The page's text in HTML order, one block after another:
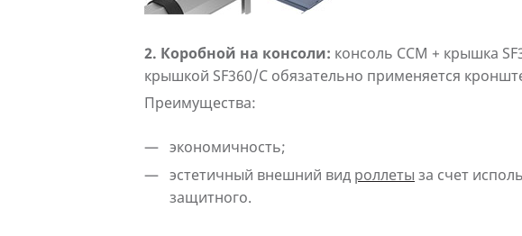
2. Коробной на консоли: консоль CCM + крышка
крышкой SF360/C обязательно применяется
Преимущества:
экономичность;
эстетичный внешний вид роллеты за счет
защитного.